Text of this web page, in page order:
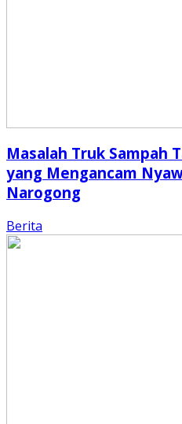
Masalah Truk Sampah
yang Mengancam
Narogong
Berita